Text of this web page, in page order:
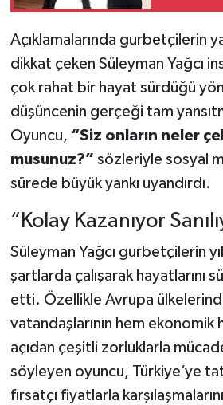
Açıklamalarında gurbetçilerin
dikkat çeken Süleyman Yağcı
çok rahat bir hayat sürdüğü
düşüncenin gerçeği tam
Oyuncu, “Siz onların neler
musunuz?” sözleriyle sosyal
sürede büyük yankı uyandırdı.
“Kolay Kazanıyor
Süleyman Yağcı gurbetçilerin
şartlarda çalışarak hayatlarını
etti. Özellikle Avrupa
vatandaşlarının hem ekonomik
açıdan çeşitli zorluklarla
söyleyen oyuncu, Türkiye’ye
fırsatçı fiyatlarla